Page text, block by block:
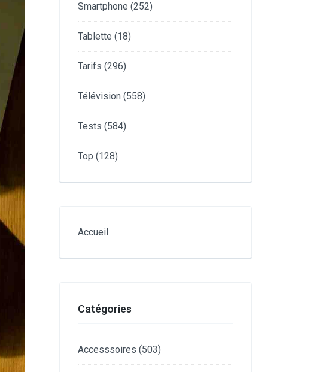
Smartphone (252)
Tablette (18)
Tarifs (296)
Télévision (558)
Tests (584)
Top (128)
Accueil
Catégories
Accesssoires (503)